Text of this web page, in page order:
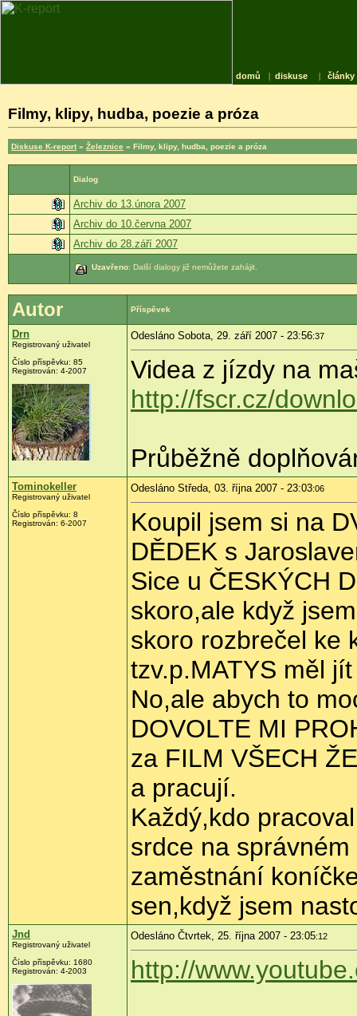
domů | diskuse | články
Filmy, klipy, hudba, poezie a próza
Diskuse K-report » Železnice » Filmy, klipy, hudba, poezie a próza
Dialog
Archiv do 13.února 2007
Archiv do 10.června 2007
Archiv do 28.září 2007
Uzavřeno: Další dialogy již nemůžete zahájit.
Autor Příspěvek
Drn
Registrovaný uživatel
Číslo příspěvku: 85
Registrován: 4-2007
Odesláno Sobota, 29. září 2007 - 23:56:37
Videa z jízdy na
http://fscr.cz/
Průběžně
Tominokeller
Registrovaný uživatel
Číslo příspěvku: 8
Registrován: 6-2007
Odesláno Středa, 03. října 2007 - 23:03:06
Koupil jsem si na
DĚDEK s
Sice u ČESKÝCH
skoro,ale když
skoro rozbrečel ke
tzv.p.MATYS měl
No,ale abych to
DOVOLTE MI
za FILM VŠECH
a pracují.
Každý,kdo
srdce na
zaměstnání
sen,když jsem
Jnd
Registrovaný uživatel
Číslo příspěvku: 1680
Registrován: 4-2003
Odesláno Čtvrtek, 25. října 2007 - 23:05:12
http://